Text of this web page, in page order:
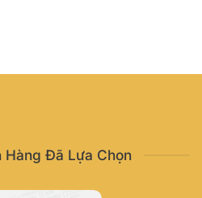
Hàng Đã Lựa Chọn